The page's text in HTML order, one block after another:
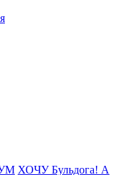
ХОЧУ Бульдога! А